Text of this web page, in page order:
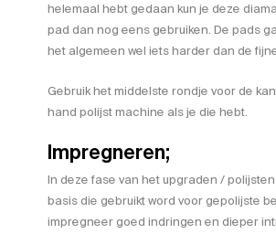
helemaal hebt gedaan kun je deze
pad dan nog eens gebruiken. De pads
het algemeen wel iets harder dan de
Gebruik het middelste rondje voor de
hand polijst machine als je die hebt.
Impregneren;
In deze fase van het upgraden /
basis die gebruikt word voor gepolijste
impregneer goed indringen en dieper